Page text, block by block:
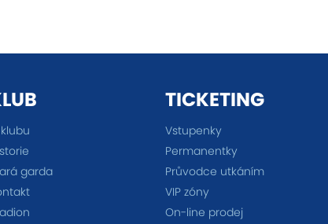
garda
TICKETING
Vstupenky
Permanentky
Průvodce utkáním
VIP zóny
On-line prodej